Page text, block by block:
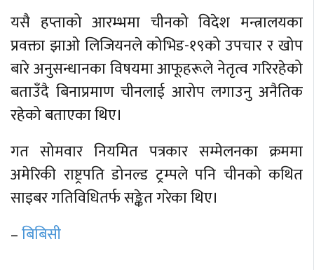
यसै हप्ताको आरम्भमा चीनको विदेश मन्त्रालयका
प्रवक्ता झाओ लिजियनले कोभिड-१९को उपचार र खोप
बारे अनुसन्धानका विषयमा आफूहरूले नेतृत्व गरिरहेको
बताउँदै बिनाप्रमाण चीनलाई आरोप लगाउनु अनैतिक
रहेको बताएका थिए।
गत सोमवार नियमित पत्रकार सम्मेलनका क्रममा
अमेरिकी राष्ट्रपति डोनल्ड ट्रम्पले पनि चीनको कथित
साइबर गतिविधितर्फ सङ्केत गरेका थिए।
–बिबिसी